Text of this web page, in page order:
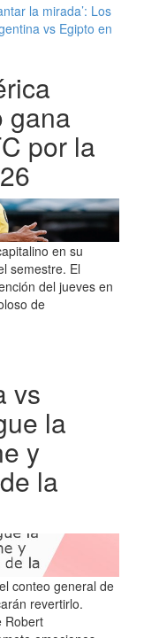
la mirada’: Los
vs Egipto en
gana
por la
en su
semestre. El
del jueves en
de
vs
la
y
la
conteo general de
revertirlo.
Robert